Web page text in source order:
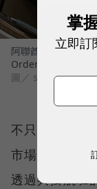
阿聯酋航空是全球
Ordering Device
圖／ shutterstock
不只如此，阿
市場。2017年
透過共掛航班
掌
立即訂